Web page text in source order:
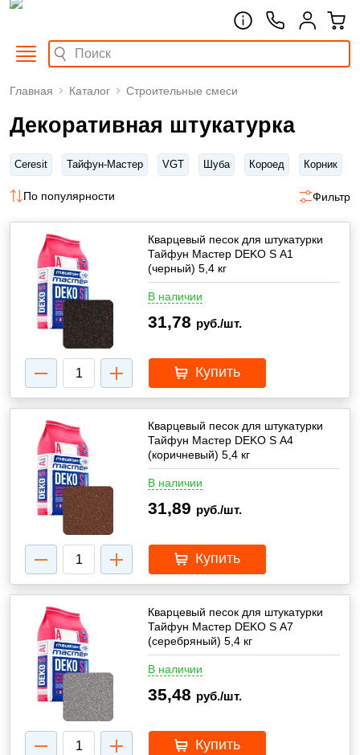
Главная Каталог Строительные смеси
Декоративная штукатурка
Ceresit Тайфун-Мастер VGT Шуба Короед Корник
По популярности Фильтр
Кварцевый песок для штукатурки
Тайфун Мастер DEKO S А1
(черный) 5,4 кг
В наличии
31,78 руб./шт.
Купить
Кварцевый песок для штукатурки
Тайфун Мастер DEKO S А4
(коричневый) 5,4 кг
В наличии
31,89 руб./шт.
Купить
Кварцевый песок для штукатурки
Тайфун Мастер DEKO S А7
(серебряный) 5,4 кг
В наличии
35,48 руб./шт.
Купить